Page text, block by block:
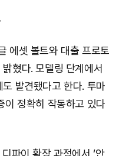
에셋 볼트와 대출 프로토
혔다. 모델링 단계에서
발견됐다고 한다. 투마
이 정확히 작동하고 있다
파이 확장 과정에서 ‘안